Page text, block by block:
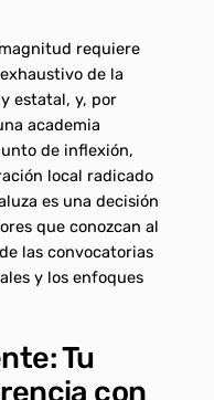
requiere
de la
estatal, y, por
academia
de inflexión,
local radicado
es una decisión
que conozcan al
las convocatorias
y los enfoques
Tu
con